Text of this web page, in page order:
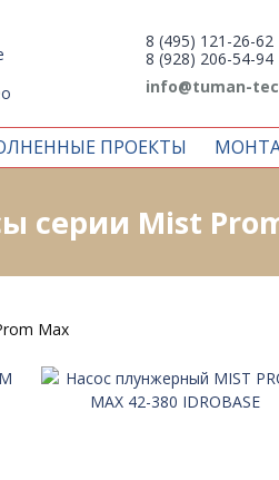
8 (495) 121-26-62
8 (928) 206-54-94
info@tuman-
ПРОЕКТЫ
серии Mist
Max